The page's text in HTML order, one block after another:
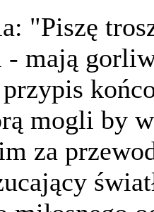
"Piszę
- mają
mogli by
za